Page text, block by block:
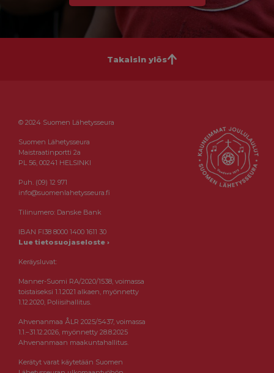
Takaisin ylös
© 2024 Suomen Lähetysseura
Suomen Lähetysseura
Maistraatinportti 2a
PL 56, 00241 HELSINKI
Puh. (09) 12 971
info@suomenlahetysseura.fi
Tilinumero: Danske Bank
IBAN FI38 8000 1400 1611 30
Lue tietosuojaseloste ›
Keräysluvat:
Manner-Suomi RA/2020/1538, voimassa
toistaiseksi 1.1.2021 alkaen, myönnetty
1.12.2020, Poliisihallitus.
Ahvenanmaa ÅLR 2025/5437, voimassa
1.1.–31.12.2026, myönnetty 28.8.2025
Ahvenanmaan maakuntahallitus.
Kerätyt varat käytetään Suomen